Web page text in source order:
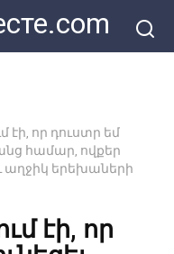
էի, որ դուստր եմ
համար, ովքեր
աղջիկ երեխաների
էի, որ